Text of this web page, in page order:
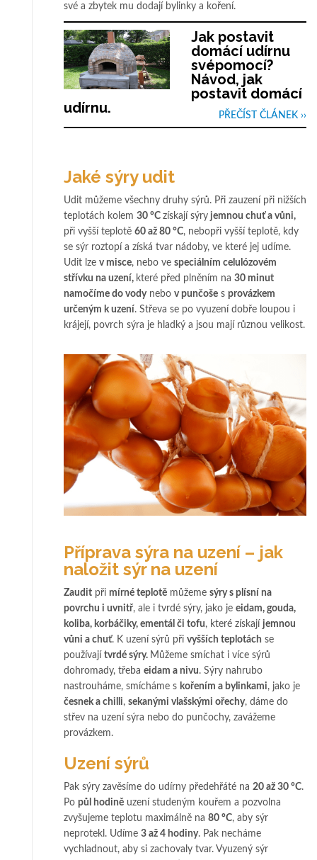
své a zbytek mu dodají bylinky a koření.
Jak postavit
domácí udírnu
svépomocí?
Návod, jak
postavit domácí
udírnu.
PŘEČÍST ČLÁNEK ››
Jaké sýry udit
Udit můžeme všechny druhy sýrů. Při zauzení při nižších
teplotách kolem 30 °C získají sýry jemnou chuť a vůni,
při vyšší teplotě 60 až 80 °C, nebopři vyšší teplotě, kdy
se sýr roztopí a získá tvar nádoby, ve které jej udíme.
Udit lze v misce, nebo ve speciálním celulózovém
střívku na uzení, které před plněním na 30 minut
namočíme do vodynebo v punčoše s provázkem
určeným k uzení. Střeva se po vyuzení dobře loupou i
krájejí, povrch sýra je hladký a jsou mají různou velikost.
Příprava sýra na uzení – jak
naložit sýr na uzení
Zaudit při mírné teplotě můžeme sýry s plísní na
povrchu i uvnitř, ale i tvrdé sýry, jako je eidam, gouda,
koliba, korbáčiky, ementál či tofu, které získají jemnou
vůni a chuť. K uzení sýrů při vyšších teplotách se
používají tvrdé sýry. Můžeme smíchat i více sýrů
dohromady, třeba eidam a nivu. Sýry nahrubo
nastrouháme, smícháme s kořením a bylinkami, jako je
česnek a chilli, sekanými vlašskými ořechy, dáme do
střev na uzení sýra nebo do punčochy, zavážeme
provázkem.
Uzení sýrů
Pak sýry zavěsíme do udírny předehřáté na 20 až 30 °C.
Po půl hodině uzení studeným kouřem a pozvolna
zvyšujeme teplotu maximálně na 80 °C, aby sýr
neprotekl. Udíme 3 až 4 hodiny. Pak necháme
vychladnout, aby si zachovaly tvar. Vyuzený sýr